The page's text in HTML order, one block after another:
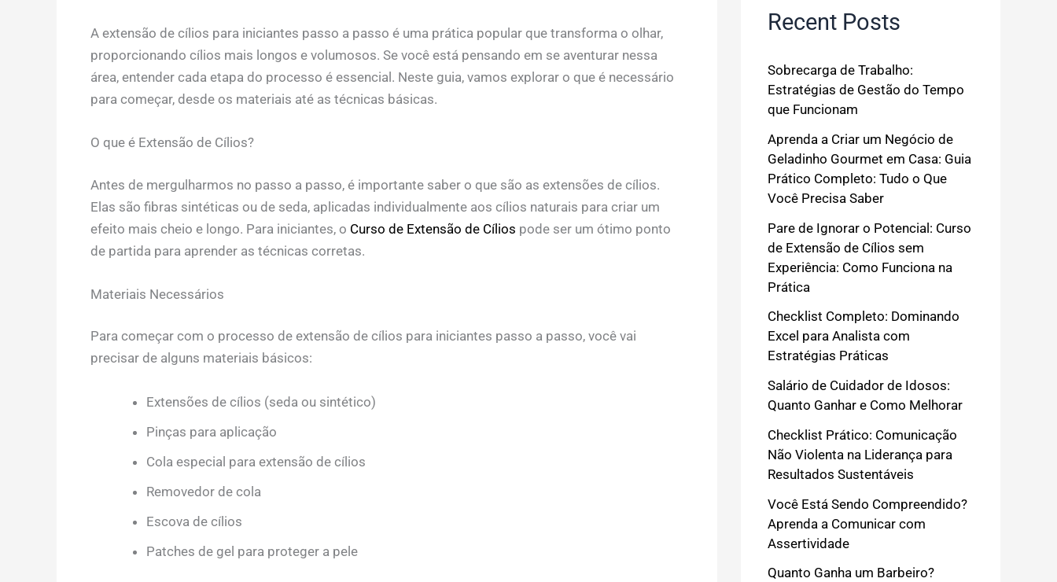
A extensão de cílios para iniciantes passo a passo é uma prática popular que transforma o olhar,
proporcionando cílios mais longos e volumosos. Se você está pensando em se aventurar nessa
área, entender cada etapa do processo é essencial. Neste guia, vamos explorar o que é necessário
para começar, desde os materiais até as técnicas básicas.
O que é Extensão de Cílios?
Antes de mergulharmos no passo a passo, é importante saber o que são as extensões de cílios.
Elas são fibras sintéticas ou de seda, aplicadas individualmente aos cílios naturais para criar um
efeito mais cheio e longo. Para iniciantes, o Curso de Extensão de Cílios pode ser um ótimo ponto
de partida para aprender as técnicas corretas.
Materiais Necessários
Para começar com o processo de extensão de cílios para iniciantes passo a passo, você vai
precisar de alguns materiais básicos:
Extensões de cílios (seda ou sintético)
Pinças para aplicação
Cola especial para extensão de cílios
Removedor de cola
Escova de cílios
Patches de gel para proteger a pele
Recent Posts
Sobrecarga de Trabalho:
Estratégias de Gestão do Tempo
que Funcionam
Aprenda a Criar um Negócio de
Geladinho Gourmet em Casa: Guia
Prático Completo: Tudo o Que
Você Precisa Saber
Pare de Ignorar o Potencial: Curso
de Extensão de Cílios sem
Experiência: Como Funciona na
Prática
Checklist Completo: Dominando
Excel para Analista com
Estratégias Práticas
Salário de Cuidador de Idosos:
Quanto Ganhar e Como Melhorar
Checklist Prático: Comunicação
Não Violenta na Liderança para
Resultados Sustentáveis
Você Está Sendo Compreendido?
Aprenda a Comunicar com
Assertividade
Quanto Ganha um Barbeiro?